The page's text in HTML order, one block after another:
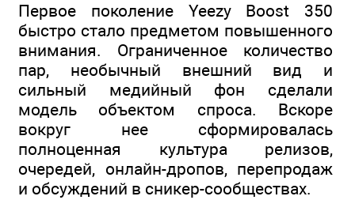
Первое поколение Yeezy Boost 350
быстро стало предметом повышенного
внимания. Ограниченное количество
пар, необычный внешний вид и
сильный медийный фон сделали
модель объектом спроса. Вскоре
вокруг нее сформировалась
полноценная культура релизов,
очередей, онлайн-дропов, перепродаж
и обсуждений в сникер-сообществах.